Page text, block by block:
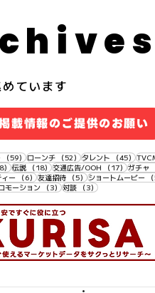
ています
載情報のご提供のお願い
（59）59件の記事
ローンチ （52）52件の記事
タレント （45）45件
）18件の記事
伝説 （18）18件の記事
交通広告/OOH （17）17件の
ガチャ
ー （6）6件の記事
友達招待 （5）5件の記事
ショートムービー
モーション （3）3件の記事
対談 （3）3件の記事